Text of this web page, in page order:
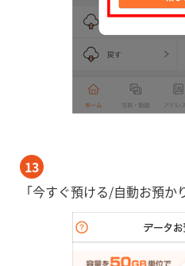
13
「今すぐ預ける/自動お預か